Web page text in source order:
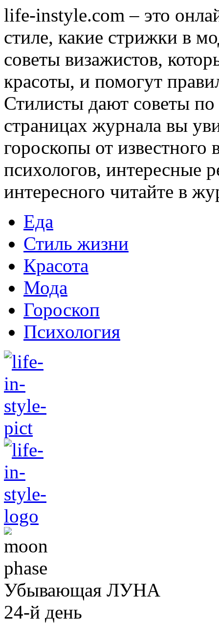
life-instyle.com – это
стиле, какие стрижки в
советы визажистов,
красоты, и помогут
Стилисты дают советы
страницах журнала вы
гороскопы от известного
психологов, интересные
интересного читайте в
Еда
Стиль жизни
Красота
Мода
Гороскоп
Психология
Убывающая ЛУНА
24-й день